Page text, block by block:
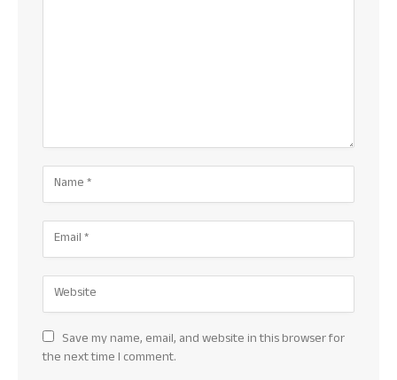
Save my name, email, and website in this browser for
the next time I comment.